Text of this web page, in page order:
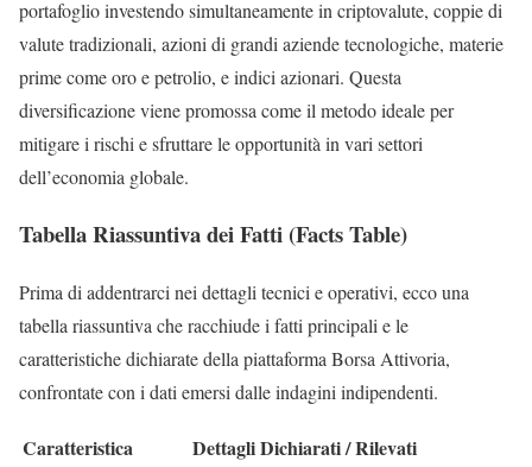
portafoglio investendo simultaneamente in criptovalute, coppie di
valute tradizionali, azioni di grandi aziende tecnologiche, materie
prime come oro e petrolio, e indici azionari. Questa
diversificazione viene promossa come il metodo ideale per
mitigare i rischi e sfruttare le opportunità in vari settori
dell’economia globale.
Tabella Riassuntiva dei Fatti (Facts Table)
Prima di addentrarci nei dettagli tecnici e operativi, ecco una
tabella riassuntiva che racchiude i fatti principali e le
caratteristiche dichiarate della piattaforma Borsa Attivoria,
confrontate con i dati emersi dalle indagini indipendenti.
Caratteristica
Dettagli Dichiarati / Rilevati